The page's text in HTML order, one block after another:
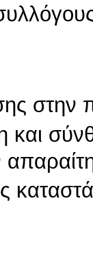
στην
και